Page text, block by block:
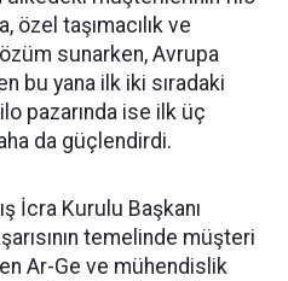
özel taşıma­cılık ve
sunarken, Avrupa
bu yana ilk iki sıradaki
pazarında ise ilk üç
da güçlen­dirdi.
İcra Kurulu Başkanı
teme­linde müşteri
Ar-Ge ve mühendislik